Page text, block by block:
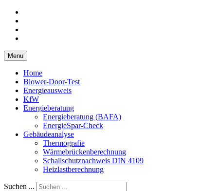
Menu
Home
Blower-Door-Test
Energieausweis
KfW
Energieberatung
Energieberatung (BAFA)
EnergieSpar-Check
Gebäudeanalyse
Thermografie
Wärmebrückenberechnung
Schallschutznachweis DIN 4109
Heizlastberechnung
Suchen ...